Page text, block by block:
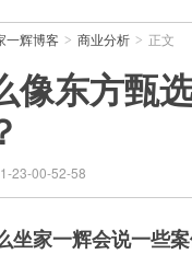
一辉博客 > 商业分析 > 正文
像东方甄
23-00-52-58
坐家一辉会说一些